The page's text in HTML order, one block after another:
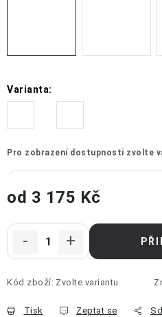
Podmínky ochrany osobních
Varianta:
Pro zobrazení dostupnosti zvolte
od 3 175 Kč
Kód zboží: Zvolte variantu
Tisk Zeptat se